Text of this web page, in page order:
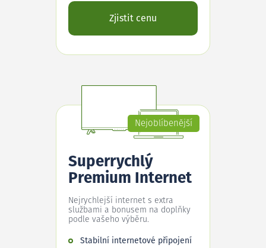
Zjistit cenu
Nejoblíbenější
Superrychlý
Premium Internet
Nejrychlejší internet s extra
službami a bonusem na doplňky
podle vašeho výběru.
Stabilní internetové připojení